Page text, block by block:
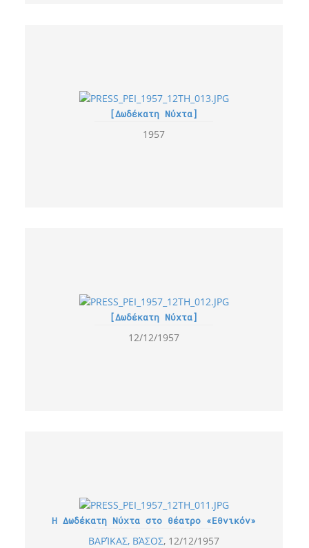
[Δωδέκατη Νύχτα]
1957
[Δωδέκατη Νύχτα]
12/12/1957
Η Δωδέκατη Νύχτα στο θέατρο «Εθνικόν»
ΒΑΡΊΚΑΣ, ΒΆΣΟΣ 12/12/1957